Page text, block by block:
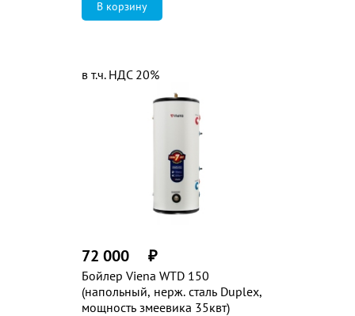
Бойлер Viena WTD 150
(напольный, нерж. сталь Duplex,
мощность змеевика 35квт)
72 000 ₽
в т.ч. НДС 20%